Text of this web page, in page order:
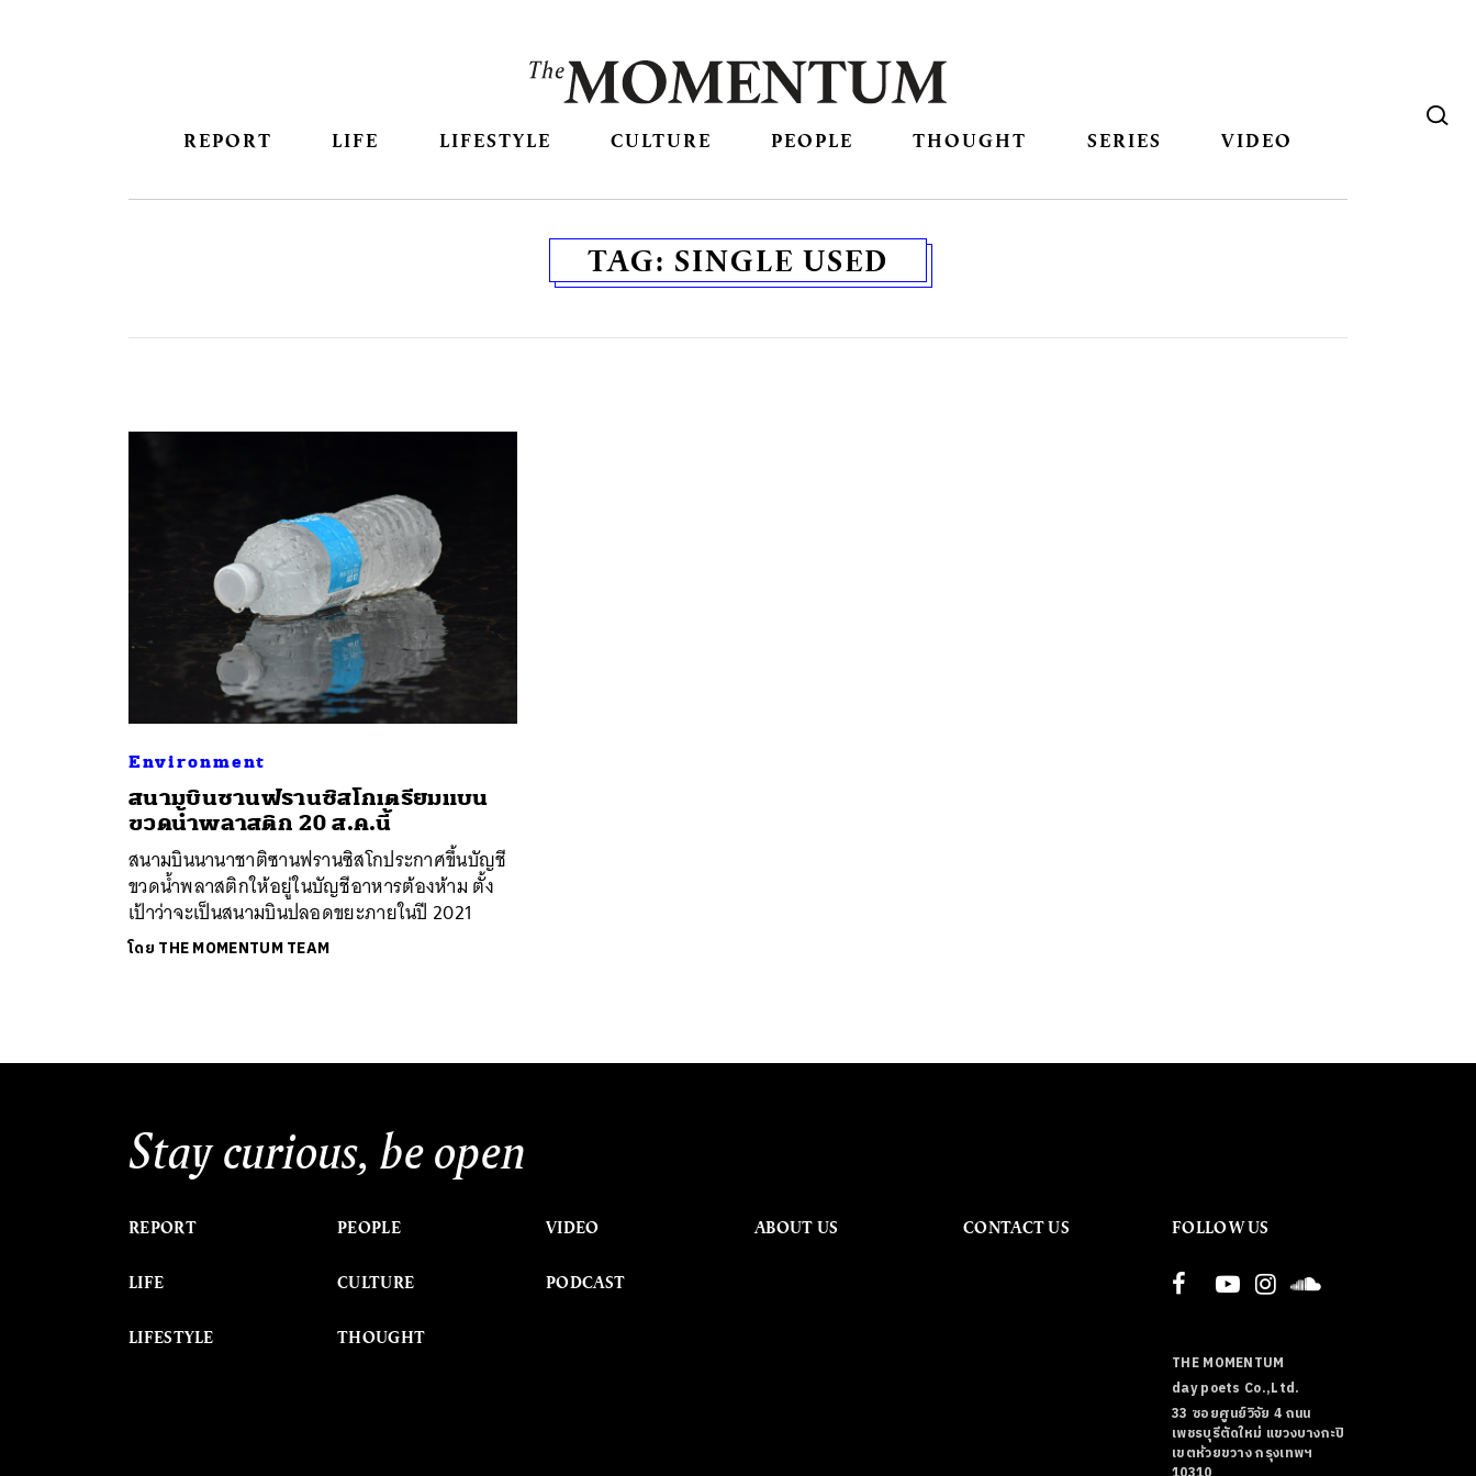
REPORT LIFE LIFESTYLE CULTURE PEOPLE THOUGHT SERIES VIDEO
TAG: SINGLE USED
Environment
สนามบินซานฟรานซิสโกเตรียมแบน
ขวดน้ำพลาสติก 20 ส.ค.นี้
สนามบินนานาชาติซานฟรานซิสโกประกาศขึ้นบัญชี
ขวดน้ำพลาสติกให้อยู่ในบัญชีอาหารต้องห้าม ตั้ง
เป้าว่าจะเป็นสนามบินปลอดขยะภายในปี 2021
โดย THE MOMENTUM TEAM
Stay curious, be open
REPORT
LIFE
LIFESTYLE
PEOPLE
CULTURE
THOUGHT
VIDEO
PODCAST
ABOUT US CONTACT US FOLLOW US
THE MOMENTUM
day poets Co.,Ltd.
33 ซอยศูนย์วิจัย 4 ถนน
เพชรบุรีตัดใหม่ แขวงบางกะปิ
เขตห้วยขวาง กรุงเทพฯ
ค้นหา